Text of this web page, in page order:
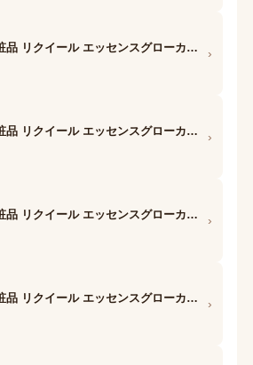
カネボウ化粧品 リクイール エッセンスグローカラー (BE5 ダークベージュ) 1剤 ›
カネボウ化粧品 リクイール エッセンスグローカラー (BE4 ミディアムベージュ) 2剤 ›
カネボウ化粧品 リクイール エッセンスグローカラー (BE4 ミディアムベージュ) 1剤 ›
カネボウ化粧品 リクイール エッセンスグローカラー (BE3 ライトベージュ) 2剤 ›